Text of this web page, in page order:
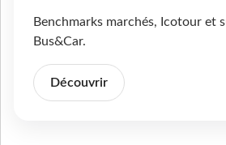
Benchmarks marchés, Icotour et
Bus&Car.
Découvrir